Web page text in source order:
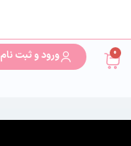
0 ورود و ثبت نام